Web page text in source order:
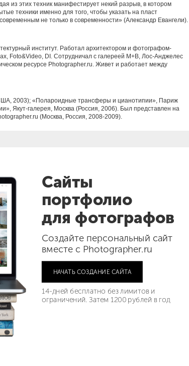
из этих техник манифестирует некий разрыв, в котором
техники именно для того, чтобы указать на пласт
не только в современности» (Александр Евангели).
институт. Работал архитектором и фотографом-
Foto&Video, DI. Сотрудничал с галереей М+В, Лос-Анджелес
ресурсе Photographer.ru. Живет и работает между
2003); «Полароидные трансферы и цианотипии», Париж
Якут-галерея, Москва (Россия, 2006). Был представлен на
(Москва, Россия, 2008-2009).
Сайты
портфолио
для фотографов
Создайте персональный сайт
вместе с Photographer.ru
НАЧАТЬ СОЗДАНИЕ САЙТА
14-дней бесплатно без лимитов и
ограничений. Затем 1200 рублей в год